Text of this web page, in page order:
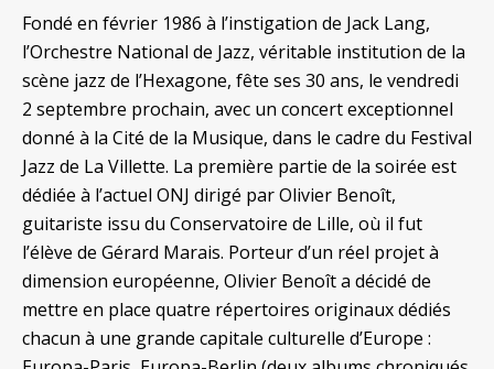
Fondé en février 1986 à l’instigation de Jack Lang,
l’Orchestre National de Jazz, véritable institution de la
scène jazz de l’Hexagone, fête ses 30 ans, le vendredi
2 septembre prochain, avec un concert exceptionnel
donné à la Cité de la Musique, dans le cadre du Festival
Jazz de La Villette. La première partie de la soirée est
dédiée à l’actuel ONJ dirigé par Olivier Benoît,
guitariste issu du Conservatoire de Lille, où il fut
l’élève de Gérard Marais. Porteur d’un réel projet à
dimension européenne, Olivier Benoît a décidé de
mettre en place quatre répertoires originaux dédiés
chacun à une grande capitale culturelle d’Europe :